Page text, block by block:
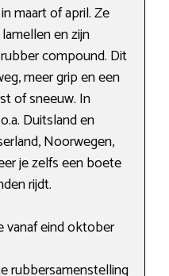
maart of april. Ze
en zijn
compound. Dit
meer grip en een
of sneeuw. In
Duitsland en
Noorwegen,
je zelfs een boete
rijdt.
vanaf eind oktober
rubbersamenstelling